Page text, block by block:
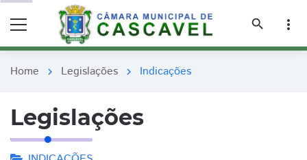
search
more_vert
Home chevron_right Legislações chevron_right Indicações
Legislações